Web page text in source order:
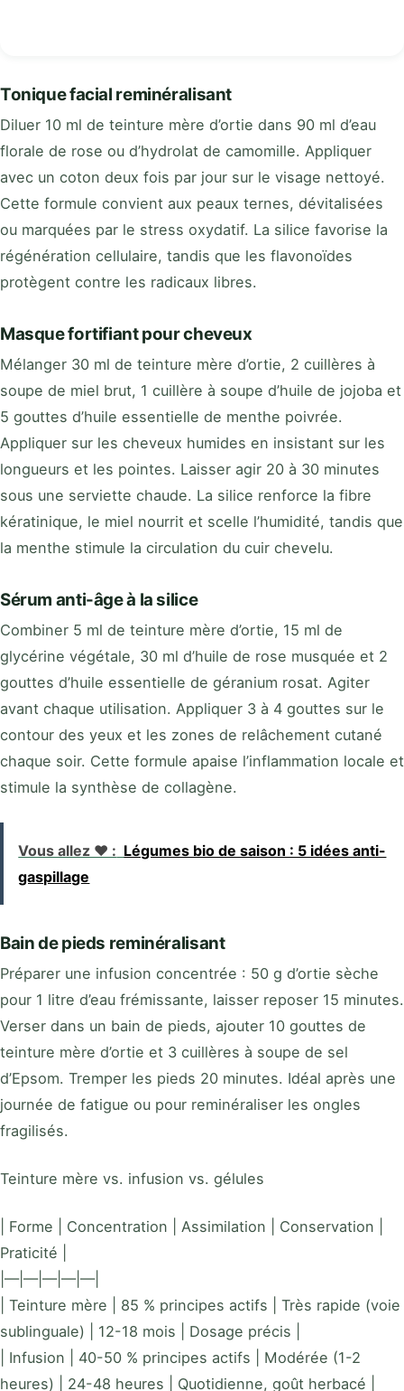
Tonique facial reminéralisant
Diluer 10 ml de teinture mère d’ortie dans 90 ml d’eau
florale de rose ou d’hydrolat de camomille. Appliquer
avec un coton deux fois par jour sur le visage nettoyé.
Cette formule convient aux peaux ternes, dévitalisées
ou marquées par le stress oxydatif. La silice favorise la
régénération cellulaire, tandis que les flavonoïdes
protègent contre les radicaux libres.
Masque fortifiant pour cheveux
Mélanger 30 ml de teinture mère d’ortie, 2 cuillères à
soupe de miel brut, 1 cuillère à soupe d’huile de jojoba et
5 gouttes d’huile essentielle de menthe poivrée.
Appliquer sur les cheveux humides en insistant sur les
longueurs et les pointes. Laisser agir 20 à 30 minutes
sous une serviette chaude. La silice renforce la fibre
kératinique, le miel nourrit et scelle l’humidité, tandis que
la menthe stimule la circulation du cuir chevelu.
Sérum anti-âge à la silice
Combiner 5 ml de teinture mère d’ortie, 15 ml de
glycérine végétale, 30 ml d’huile de rose musquée et 2
gouttes d’huile essentielle de géranium rosat. Agiter
avant chaque utilisation. Appliquer 3 à 4 gouttes sur le
contour des yeux et les zones de relâchement cutané
chaque soir. Cette formule apaise l’inflammation locale et
stimule la synthèse de collagène.
Vous allez ❤️ : Légumes bio de saison : 5 idées anti-
gaspillage
Bain de pieds reminéralisant
Préparer une infusion concentrée : 50 g d’ortie sèche
pour 1 litre d’eau frémissante, laisser reposer 15 minutes.
Verser dans un bain de pieds, ajouter 10 gouttes de
teinture mère d’ortie et 3 cuillères à soupe de sel
d’Epsom. Tremper les pieds 20 minutes. Idéal après une
journée de fatigue ou pour reminéraliser les ongles
fragilisés.
Teinture mère vs. infusion vs. gélules
| Forme | Concentration | Assimilation | Conservation |
Praticité |
|—|—|—|—|—|
| Teinture mère | 85 % principes actifs | Très rapide (voie
sublinguale) | 12-18 mois | Dosage précis |
| Infusion | 40-50 % principes actifs | Modérée (1-2
heures) | 24-48 heures | Quotidienne, goût herbacé |